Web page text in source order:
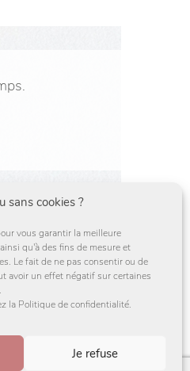
sans cookies ?
vous garantir la meilleure
qu'à des fins de mesure et
Le fait de ne pas consentir ou de
avoir un effet négatif sur certaines
la Politique de confidentialité.
Je refuse